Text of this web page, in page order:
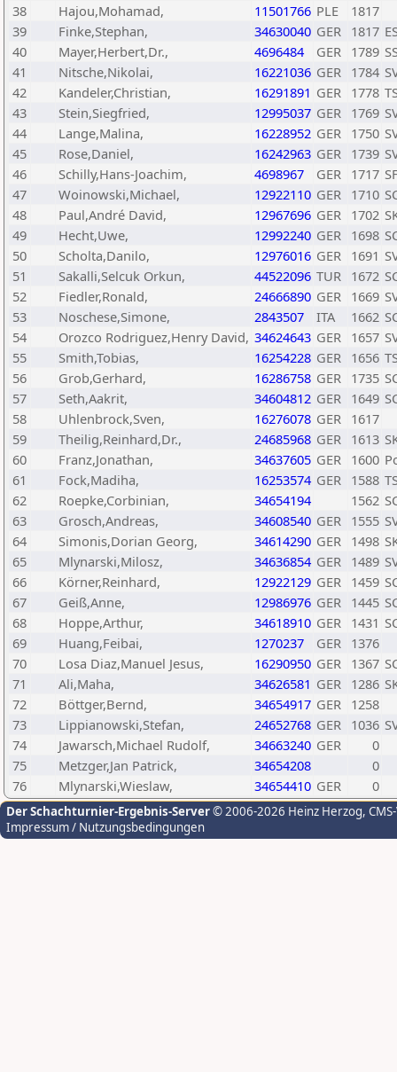
38
Hajou,Mohamad, 11501766 PLE
1817
39
Finke,Stephan, 34630040 GER 1817
40
Mayer,Herbert,Dr., 4696484 GER 1789
41
Nitsche,Nikolai, 16221036 GER 1784
42
Kandeler,Christian, 16291891 GER 1778
43
Stein,Siegfried, 12995037 GER 1769
44
Lange,Malina, 16228952 GER 1750
45
Rose,Daniel, 16242963 GER 1739
46
Schilly,Hans-Joachim, 4698967 GER 1717
47
Woinowski,Michael, 12922110 GER 1710
48
Paul,André David, 12967696 GER 1702
49
Hecht,Uwe, 12992240 GER 1698
50
Scholta,Danilo, 12976016 GER 1691
51
Sakalli,Selcuk Orkun, 44522096 TUR 1672
52
Fiedler,Ronald, 24666890 GER 1669
53
Noschese,Simone, 2843507 ITA 1662
54
Orozco Rodriguez,Henry David, 34624643 GER 1657
55
Smith,Tobias, 16254228 GER 1656
56
Grob,Gerhard, 16286758 GER 1735
57
Seth,Aakrit, 34604812 GER 1649
58
Uhlenbrock,Sven, 16276078 GER 1617
59
Theilig,Reinhard,Dr., 24685968 GER 1613
60
Franz,Jonathan, 34637605 GER 1600
61
Fock,Madiha, 16253574 GER 1588
62
Roepke,Corbinian, 34654194 1562
63
Grosch,Andreas, 34608540 GER 1555
64
Simonis,Dorian Georg, 34614290 GER 1498
65
Mlynarski,Milosz, 34636854 GER 1489
66
Körner,Reinhard, 12922129 GER 1459
67
Geiß,Anne, 12986976 GER 1445
68
Hoppe,Arthur, 34618910 GER 1431
69
Huang,Feibai, 1270237 GER 1376
70
Losa Diaz,Manuel Jesus, 16290950 GER 1367
71
Ali,Maha, 34626581 GER 1286
72
Böttger,Bernd, 34654917 GER 1258
73
Lippianowski,Stefan, 24652768 GER 1036
74
Jawarsch,Michael Rudolf, 34663240 GER
0
75
Metzger,Jan Patrick, 34654208
0
76
Mlynarski,Wieslaw, 34654410 GER 0
Der Schachturnier-Ergebnis-Server© 2006-2026 Heinz Herzog,
Impressum / Nutzungsbedingungen